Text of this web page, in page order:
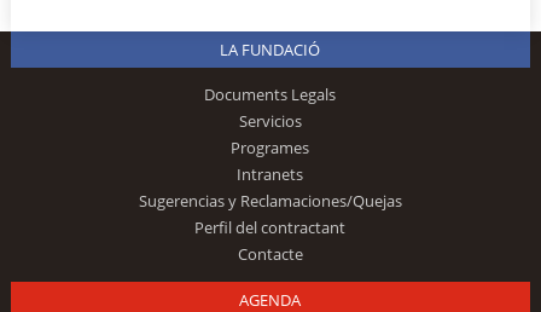
LA FUNDACIÓ
Documents Legals
Servicios
Programes
Intranets
Sugerencias y Reclamaciones/Quejas
Perfil del contractant
Contacte
AGENDA